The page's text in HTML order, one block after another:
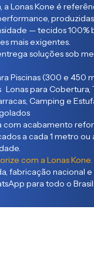
a Lonas Kone é
— tecidos 100%
mais exigentes.
soluções sob
Piscinas (300 e 450
Lonas para Cobertura,
Camping e
com acabamento
a cada 1 metro ou
com a Lonas Kone.
fabricação nacional
para todo o Brasil.